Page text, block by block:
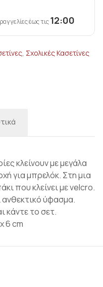
έως τις12:00
, Σχολικές Κασετίνες
κλείνουν με μεγάλα
για μπρελόκ. Στη μια
που κλείνει με velcro.
ανθεκτικό ύφασμα.
κάντε το σετ.
6 cm